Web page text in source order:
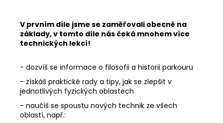
V prvním díle jsme se zaměřovali obecně na
základy, v tomto díle nás čeká mnohem více
technických lekcí!
- dozvíš se informace o filosofii a historii parkouru
- získáš praktické rady a tipy, jak se zlepšit v
jednotlivých fyzických oblastech
- naučíš se spoustu nových technik ze všech
oblastí, např.: